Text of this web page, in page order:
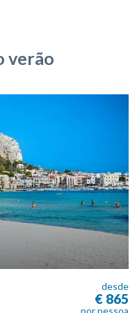
verão
desde
€ 865
por pessoa